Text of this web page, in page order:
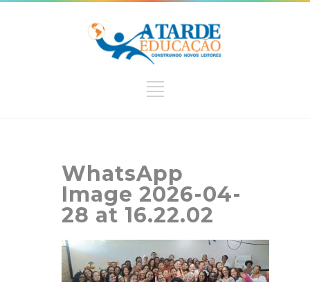
WhatsApp
Image 2026-04-
28 at 16.22.02